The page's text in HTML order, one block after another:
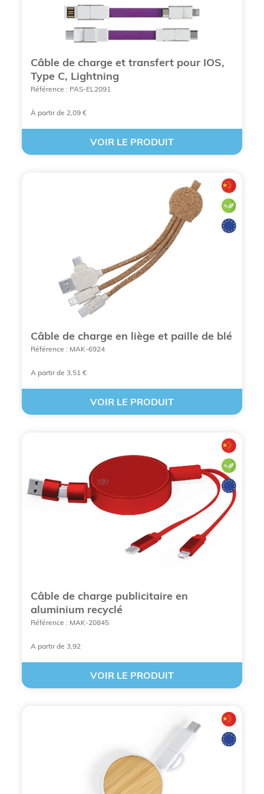
Câbles et Hub USB multisport publicitaires,
Maximaliser votre notoriété avec des câbles
et Hub USB multisports publicitaires
Câbles et Hub USB multisport publicitaires,
un support de communication
Câble de charge et transfert pour IOS,
Type C, Lightning
Référence : PAS-EL2091
À partir de 2,09 €
VOIR LE PRODUIT
Câble de charge en liège et paille de blé
Référence : MAK-6924
A partir de 3,51 €
VOIR LE PRODUIT
Câble de charge publicitaire en
aluminium recyclé
Référence : MAK-20845
A partir de 3,92
VOIR LE PRODUIT